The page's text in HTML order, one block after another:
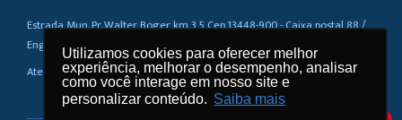
Utilizamos cookies para oferecer melhor
experiência, melhorar o desempenho, analisar
como você interage em nosso site e
personalizar conteúdo. Saiba mais
Utilizamos cookies para oferecer melhor
experiência, melhorar o desempenho, analisar
como você interage em nosso site e
personalizar conteúdo. Saiba mais
Estrada Mun. Pr. Walter Boger, km 3,5 Cep 13448-900 - Caixa postal 88 /
Eng. Coelho – SP
Atendimento:0800 948 0048